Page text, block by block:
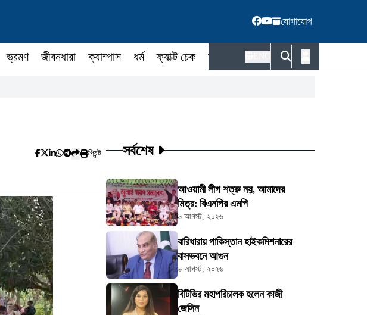
যোগাযোগ
ভ্রমণ জীবনধারা ক্যাম্পাস ধর্ম ফ্যাক্ট চেক কর্মকর্তা
প্রিন্ট সর্বশেষ
আওয়ামী লীগ শত্রু নয়, আমাদের
মিত্র: বিএনপির এমপি
৬ আগস্ট, ২০২৬
বারিধারায় পাকিস্তান হাইকমিশনারের
বাসভবনে আগুন
৬ আগস্ট, ২০২৬
বিটিভির মহাপরিচালক হলেন কাজী
জেসিন